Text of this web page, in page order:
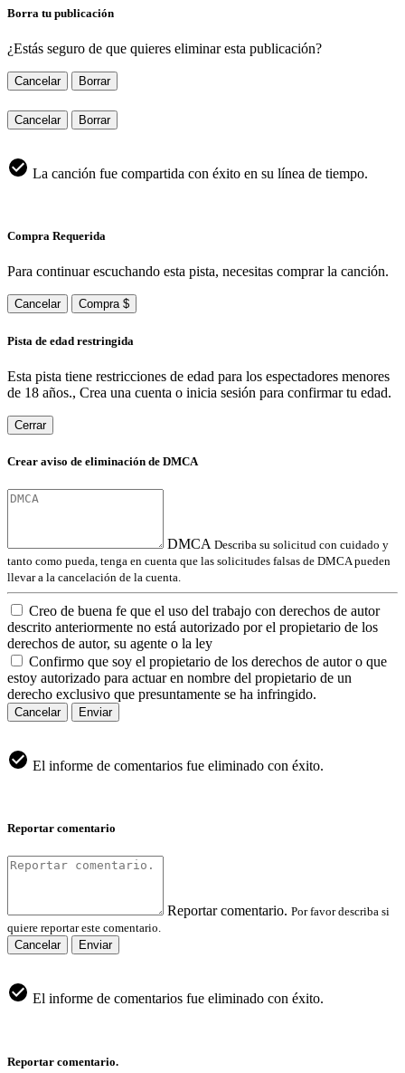
Borra tu publicación
¿Estás seguro de que quieres eliminar esta publicación?
Cancelar Borrar
Cancelar Borrar
La canción fue compartida con éxito en su línea de tiempo.
Compra Requerida
Para continuar escuchando esta pista, necesitas comprar la canción.
Cancelar Compra $
Pista de edad restringida
Esta pista tiene restricciones de edad para los espectadores menores
de 18 años., Crea una cuenta o inicia sesión para confirmar tu edad.
Cerrar
Crear aviso de eliminación de DMCA
DMCA Describa su solicitud con cuidado y
tanto como pueda, tenga en cuenta que las solicitudes falsas de DMCA pueden
llevar a la cancelación de la cuenta.
Creo de buena fe que el uso del trabajo con derechos de autor
descrito anteriormente no está autorizado por el propietario de los
derechos de autor, su agente o la ley
Confirmo que soy el propietario de los derechos de autor o que
estoy autorizado para actuar en nombre del propietario de un
derecho exclusivo que presuntamente se ha infringido.
Cancelar Enviar
El informe de comentarios fue eliminado con éxito.
Reportar comentario
Reportar comentario. Por favor describa si
quiere reportar este comentario.
Cancelar
Enviar
El informe de comentarios fue eliminado con éxito.
Reportar comentario.